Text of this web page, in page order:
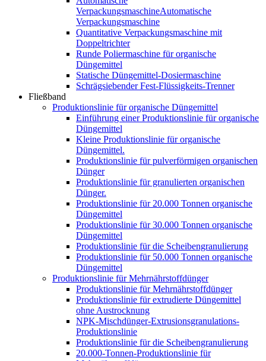
VerpackungsmaschineAutomatische
Verpackungsmaschine
Quantitative Verpackungsmaschine mit
Doppeltrichter
Runde Poliermaschine für organische
Düngemittel
Statische Düngemittel-Dosiermaschine
Schrägsiebender Fest-Flüssigkeits-Trenner
Fließband
Produktionslinie für organische Düngemittel
Einführung einer Produktionslinie für organische
Düngemittel
Kleine Produktionslinie für organische
Düngemittel.
Produktionslinie für pulverförmigen organischen
Dünger
Produktionslinie für granulierten organischen
Dünger.
Produktionslinie für 20.000 Tonnen organische
Düngemittel
Produktionslinie für 30.000 Tonnen organische
Düngemittel
Produktionslinie für die Scheibengranulierung
Produktionslinie für 50.000 Tonnen organische
Düngemittel
Produktionslinie für Mehrnährstoffdünger
Produktionslinie für Mehrnährstoffdünger
Produktionslinie für extrudierte Düngemittel
ohne Austrocknung
NPK-Mischdünger-Extrusionsgranulations-
Produktionslinie
Produktionslinie für die Scheibengranulierung
20.000-Tonnen-Produktionslinie für